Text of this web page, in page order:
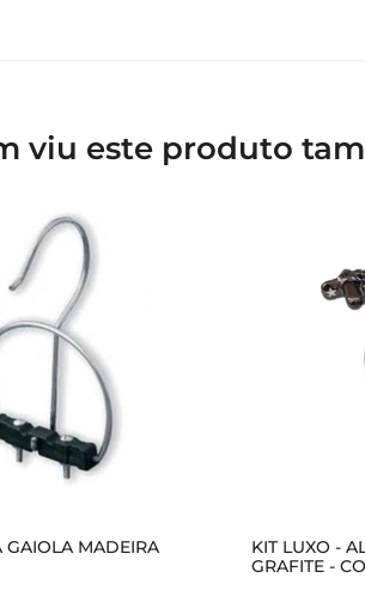
viu este produto
GAIOLA MADEIRA
KIT LUXO -
GRAFITE -